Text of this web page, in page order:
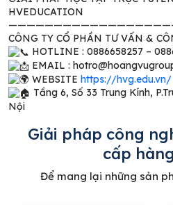
HVEDUCATION
CÔNG TY CỔ PHẦN TƯ VẤN &
HOTLINE : 0886658257 –
EMAIL :
WEBSITE https://hvg.edu.vn/
Tầng 6, Số 33 Trung Kính,
Nội
Giải pháp công
cấp
Để mang lại những sản